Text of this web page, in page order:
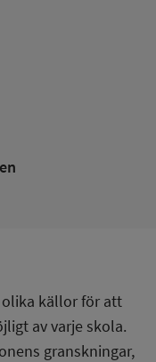
källor för att
av varje skola.
granskningar,